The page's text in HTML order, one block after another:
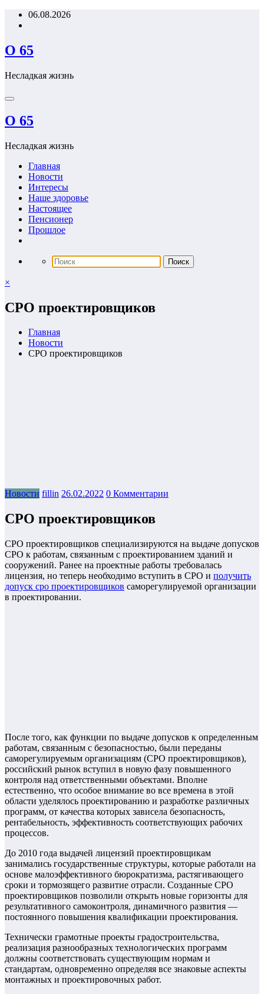
Перейти06.08.2026
О 65
Несладкая жизнь
О 65
Несладкая жизнь
Главная
Новости
Интересы
Наше здоровье
Настоящее
Пенсионер
Прошлое
×
СРО проектировщиков
Главная
Новости
СРО проектировщиков
Новости fillin 26.02.2022 0 Комментарии
СРО проектировщиков
СРО проектировщиков специализируются на выдаче допусков
СРО к работам, связанным с проектированием зданий и
сооружений. Ранее на проектные работы требовалась
лицензия, но теперь необходимо вступить в СРО и получить
допуск сро проектировщиков саморегулируемой организации
в проектировании.
После того, как функции по выдаче допусков к определенным
работам, связанным с безопасностью, были переданы
саморегулируемым организациям (СРО проектировщиков),
российский рынок вступил в новую фазу повышенного
контроля над ответственными объектами. Вполне
естественно, что особое внимание во все времена в этой
области уделялось проектированию и разработке различных
программ, от качества которых зависела безопасность,
рентабельность, эффективность соответствующих рабочих
процессов.
До 2010 года выдачей лицензий проектировщикам
занимались государственные структуры, которые работали на
основе малоэффективного бюрократизма, растягивающего
сроки и тормозящего развитие отрасли. Созданные СРО
проектировщиков позволили открыть новые горизонты для
результативного самоконтроля, динамичного развития —
постоянного повышения квалификации проектирования.
Технически грамотные проекты градостроительства,
реализация разнообразных технологических программ
должны соответствовать существующим нормам и
стандартам, одновременно определяя все знаковые аспекты
монтажных и проектировочных работ.